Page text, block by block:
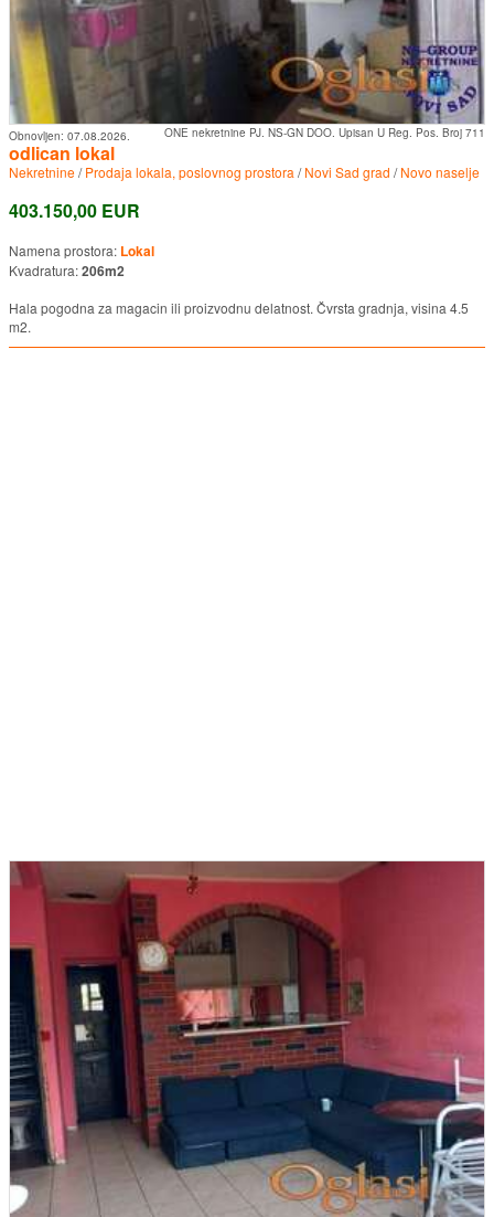
ONE nekretnine PJ. NS-GN DOO. Upisan U Reg. Pos. Broj 711
Obnovljen: 07.08.2026.
odlican lokal
Nekretnine/Prodaja lokala, poslovnog prostora /Novi Sad grad /Novo naselje
403.150,00 EUR
Namena prostora: Lokal
Kvadratura:206m2
Hala pogodna za magacin ili proizvodnu delatnost. Čvrsta gradnja, visina 4.5
m2.